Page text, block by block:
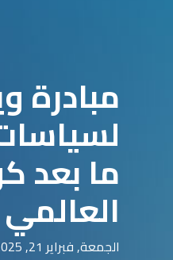
مبادرة
ما بعد
الجمعة, فبراير 21, 2025